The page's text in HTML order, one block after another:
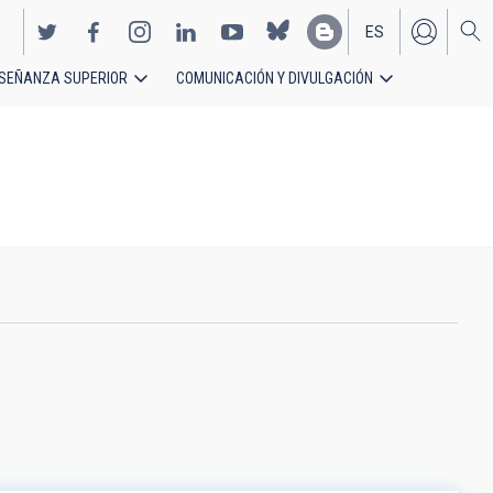
EN
ES
SUPERIOR COMUNICACIÓN Y DIVULGACIÓN